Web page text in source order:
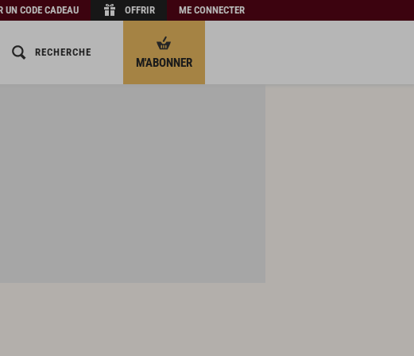
UN CODE CADEAU OFFRIR ME CONNECTER
RECHERCHE
M'ABONNER